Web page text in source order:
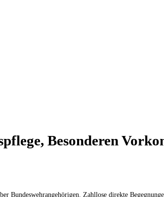
Besonderen
Bundeswehrangehörigen. Zahllose direkte